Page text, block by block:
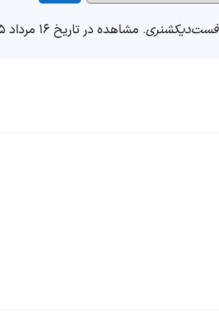
فست‌دیکشنری. مشاهده در تاریخ ۱۶ مرداد ۱۴۰۵، از https://fastdic.com/word/thriller